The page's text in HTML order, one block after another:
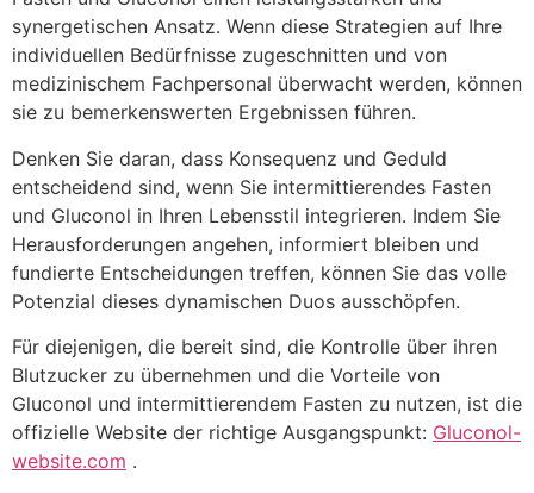
synergetischen Ansatz. Wenn diese Strategien auf Ihre
individuellen Bedürfnisse zugeschnitten und von
medizinischem Fachpersonal überwacht werden, können
sie zu bemerkenswerten Ergebnissen führen.
Denken Sie daran, dass Konsequenz und Geduld
entscheidend sind, wenn Sie intermittierendes Fasten
und Gluconol in Ihren Lebensstil integrieren. Indem Sie
Herausforderungen angehen, informiert bleiben und
fundierte Entscheidungen treffen, können Sie das volle
Potenzial dieses dynamischen Duos ausschöpfen.
Für diejenigen, die bereit sind, die Kontrolle über ihren
Blutzucker zu übernehmen und die Vorteile von
Gluconol und intermittierendem Fasten zu nutzen, ist die
offizielle Website der richtige Ausgangspunkt: Gluconol-
website.com .